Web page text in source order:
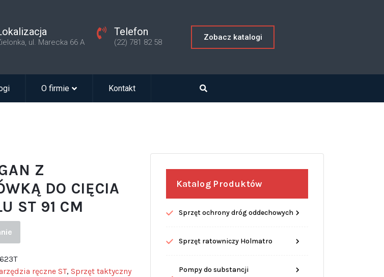
ul. Marecka 66 A
Telefon
(22) 781 82 58
Zobacz katalogi
O firmie Kontakt
Z
DO CIĘCIA
ST 91 CM
ręczne ST, Sprzęt taktyczny
Katalog Produktów
Sprzęt ochrony dróg oddechowych
Sprzęt ratowniczy Holmatro
Pompy do substancji